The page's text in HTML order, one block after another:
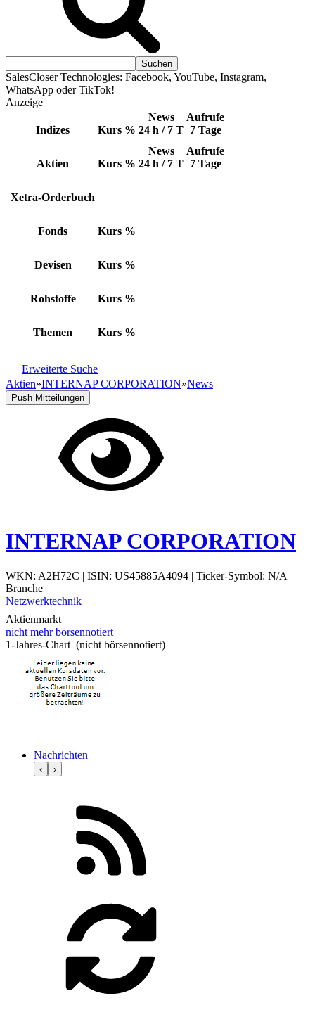
SalesCloser Technologies: Facebook, YouTube, Instagram,
WhatsApp oder TikTok!
Anzeige
Indizes Kurs %
News
24 h / 7 T
Aufrufe
7 Tage
Aktien Kurs %
News
24 h / 7 T
Aufrufe
7 Tage
Xetra-Orderbuch
Fonds Kurs %
Devisen Kurs %
Rohstoffe Kurs %
Themen Kurs %
Erweiterte Suche
Aktien»INTERNAP CORPORATION»News
Push Mitteilungen
INTERNAP CORPORATION
WKN: A2H72C | ISIN: US45885A4094 | Ticker-Symbol: N/A
Branche
Netzwerktechnik
Aktienmarkt
nicht mehr börsennotiert
1-Jahres-Chart (nicht börsennotiert)
Nachrichten
‹ ›